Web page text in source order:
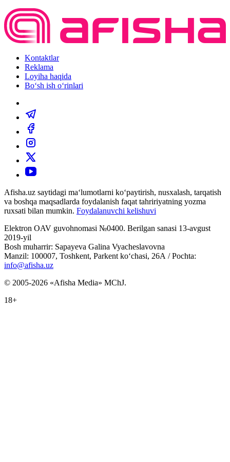
Kontaktlar
Reklama
Loyiha haqida
Bo‘sh ish o‘rinlari
Afisha.uz saytidagi ma‘lumotlarni ko‘paytirish, nusxalash, tarqatish
va boshqa maqsadlarda foydalanish faqat tahririyatning yozma
ruxsati bilan mumkin. Foydalanuvchi kelishuvi
Elektron OAV guvohnomasi №0400. Berilgan sanasi 13-avgust
2019-yil
Bosh muharrir: Sapayeva Galina Vyacheslavovna
Manzil: 100007, Toshkent, Parkent ko‘chasi, 26А / Pochta:
info@afisha.uz
© 2005-2026 «Afisha Media» MChJ.
18+